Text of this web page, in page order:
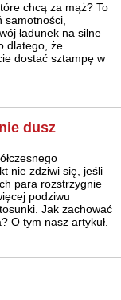
chcą za mąż? To
samotności,
ładunek na silne
dlatego, że
dostać sztampę w
dusz
nie zdziwi się, jeśli
para rozstrzygnie
podziwu
Jak zachować
O tym nasz artykuł.